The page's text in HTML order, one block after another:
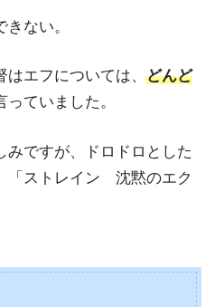
ない。
エフについては、 どんど
っていました。
みですが、ドロドロとした
「ストレイン 沈黙のエク